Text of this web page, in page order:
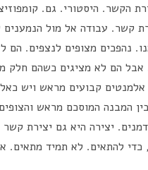
הקשר. היסטורי. גם.
קשר. עבודה אל מול
נהפכים מצופים לנצפים. הם
אבל הם לא מציגים כשהם חלק
הצגה ב-100%. יש אלמנטים קבועים
המבנה המוסכם מראש
כדי להתאים. לא תמיד